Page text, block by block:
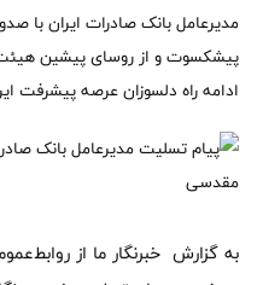
​مدیرعامل بانک صادرات ایران با
پیشکسوت و از روسای پیشین
ادامه راه دلسوزان عرصه پیشرفت
به گزارش خبرنگار ما از